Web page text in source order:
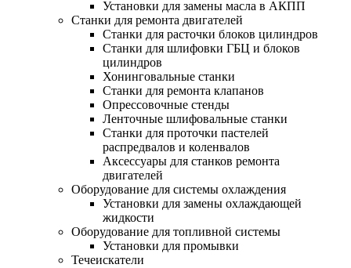
Установки для замены масла в АКПП
Станки для ремонта двигателей
Станки для расточки блоков цилиндров
Станки для шлифовки ГБЦ и блоков
цилиндров
Хонинговальные станки
Станки для ремонта клапанов
Опрессовочные стенды
Ленточные шлифовальные станки
Станки для проточки пастелей
распредвалов и коленвалов
Аксессуары для станков ремонта
двигателей
Оборудование для системы охлаждения
Установки для замены охлаждающей
жидкости
Оборудование для топливной системы
Установки для промывки
Течеискатели